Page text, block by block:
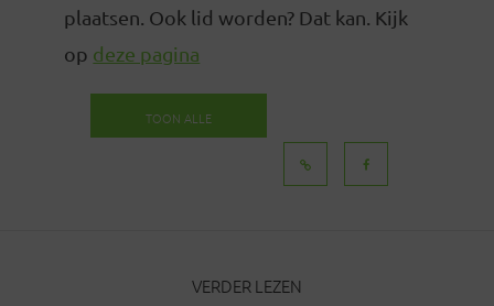
plaatsen. Ook lid worden? Dat kan. Kijk
op deze pagina
TOON ALLE
VERDER LEZEN